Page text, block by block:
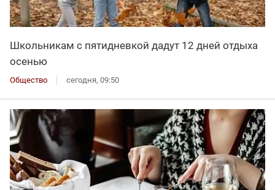
Школьникам с пятидневкой дадут 12 дней отдыха
осенью
Общество сегодня, 09:50